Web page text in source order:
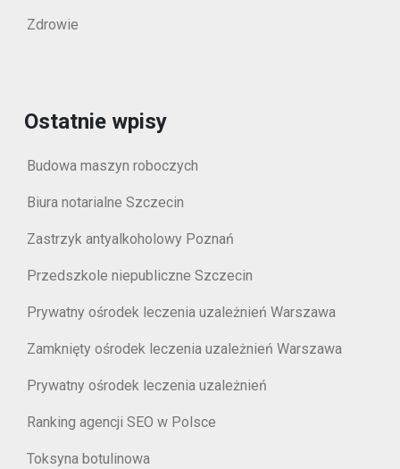
Zdrowie
Ostatnie wpisy
Budowa maszyn roboczych
Biura notarialne Szczecin
Zastrzyk antyalkoholowy Poznań
Przedszkole niepubliczne Szczecin
Prywatny ośrodek leczenia uzależnień Warszawa
Zamknięty ośrodek leczenia uzależnień Warszawa
Prywatny ośrodek leczenia uzależnień
Ranking agencji SEO w Polsce
Toksyna botulinowa